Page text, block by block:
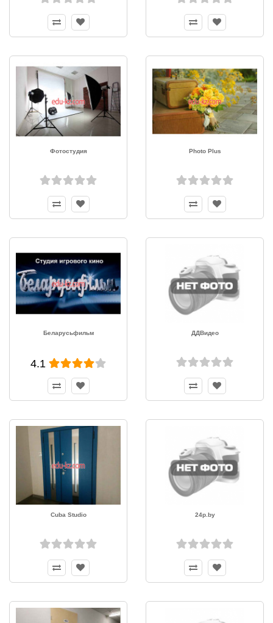
Фотостудия Photo Plus
Беларусьфильм
4.1
ДДВидео
Cuba Studio 24p.by